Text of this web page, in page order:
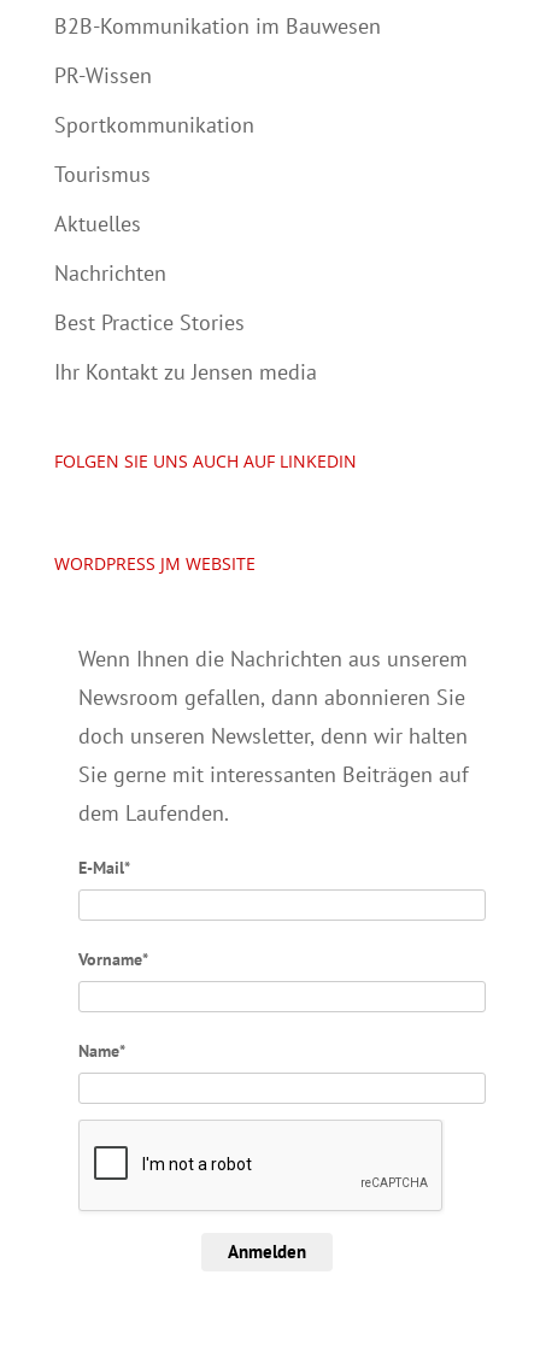
B2B-Kommunikation im Bauwesen
PR-Wissen
Sportkommunikation
Tourismus
Aktuelles
Nachrichten
Best Practice Stories
Ihr Kontakt zu Jensen media
FOLGEN SIE UNS AUCH AUF LINKEDIN
WORDPRESS JM WEBSITE
Wenn Ihnen die Nachrichten aus unserem
Newsroom gefallen, dann abonnieren Sie
doch unseren Newsletter, denn wir halten
Sie gerne mit interessanten Beiträgen auf
dem Laufenden.
E-Mail*
Vorname*
Name*
Anmelden